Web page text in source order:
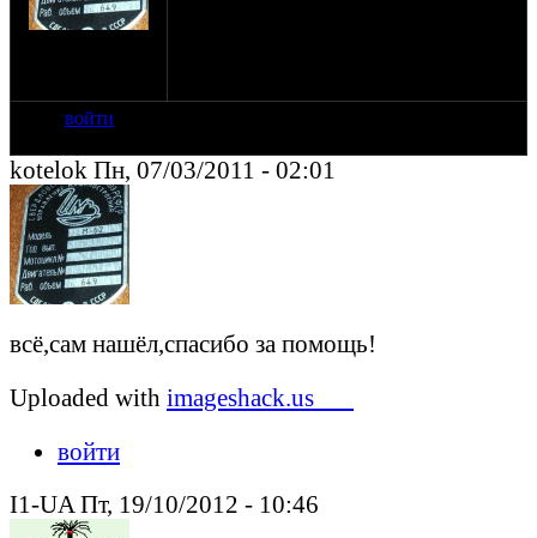
войти
kotelok Пн, 07/03/2011 - 02:01
всё,сам нашёл,спасибо за помощь!
Uploaded with imageshack.us___
войти
I1-UA Пт, 19/10/2012 - 10:46